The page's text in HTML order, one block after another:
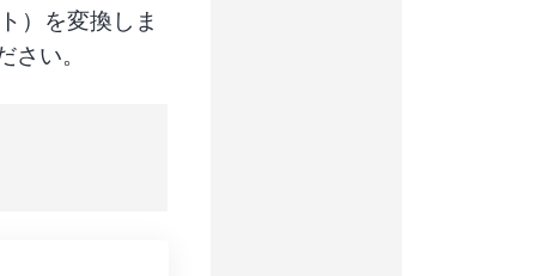
）を変換しま
い。